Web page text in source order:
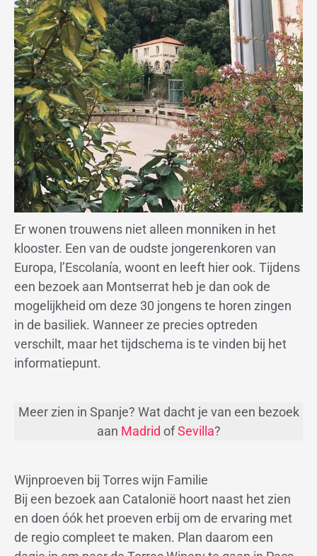
Er wonen trouwens niet alleen monniken in het
klooster. Een van de oudste jongerenkoren van
Europa, l’Escolanía, woont en leeft hier ook. Tijdens
een bezoek aan Montserrat heb je dan ook de
mogelijkheid om deze 30 jongens te horen zingen
in de basiliek. Wanneer ze precies optreden
verschilt, maar het tijdschema is te vinden bij het
informatiepunt.
Meer zien in Spanje? Wat dacht je van een bezoek
aan Madrid ofSevilla?
Wijnproeven bij Torres wijn Familie
Bij een bezoek aan Catalonië hoort naast het zien
en doen óók het proeven erbij om de ervaring met
de regio compleet te maken. Plan daarom een